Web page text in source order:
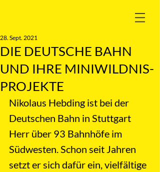
DIE DEUTSCHE BAHN
UND IHRE MINIWILDNIS-
PROJEKTE
28. Sept. 2021
Nikolaus Hebding ist bei der
Deutschen Bahn in Stuttgart
Herr über 93 Bahnhöfe im
Südwesten. Schon seit Jahren
setzt er sich dafür ein, vielfältige